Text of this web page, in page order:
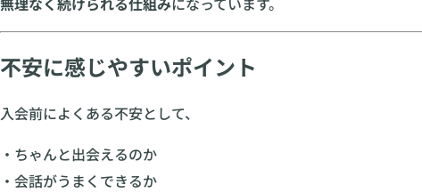
不安に感じやすいポイント
入会前によくある不安として、
・ちゃんと出会えるのか
・会話がうまくできるか